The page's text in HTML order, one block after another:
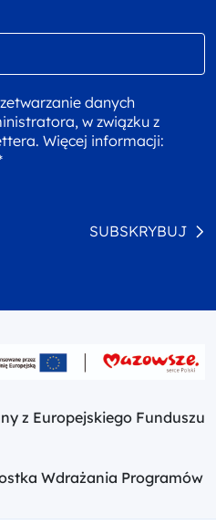
danych
w związku z
Więcej informacji:
SUBSKRYBUJ
z Europejskiego Funduszu
Wdrażania Programów